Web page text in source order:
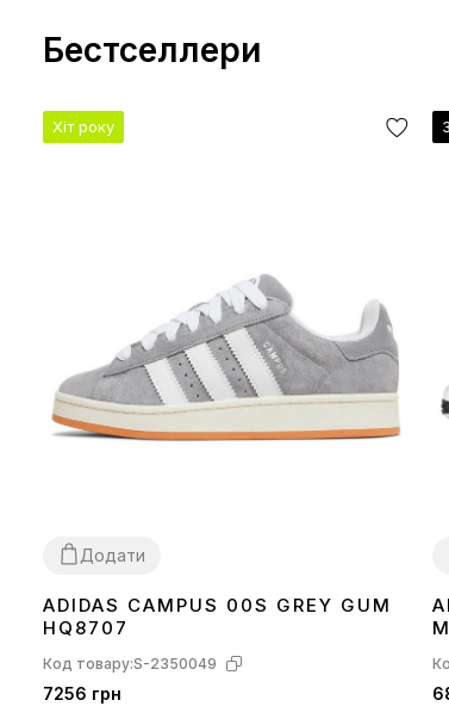
Бестселлери
Хіт року
Додати
36 3738 394041 4344 45
ADIDAS CAMPUS 00S GREY GUM
HQ8707
Код товару:S-2350049
7256 грн